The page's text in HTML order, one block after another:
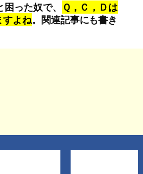
った奴で、
Ｑ，Ｃ，Ｄは
すよね。関連記事にも書き